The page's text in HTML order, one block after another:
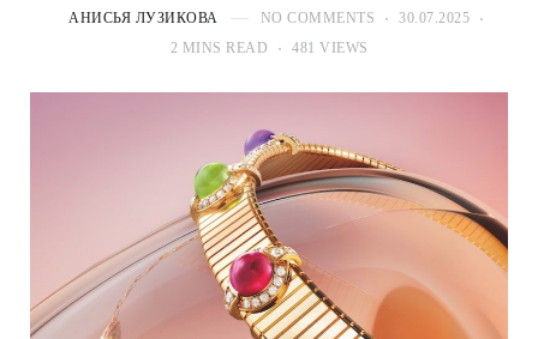
АНИСЬЯ ЛУЗИКОВА NO COMMENTS
30.07.2025
2 MINS READ
481 VIEWS